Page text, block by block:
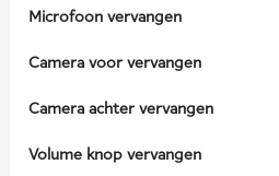
Microfoon vervangen
Camera voor vervangen
Camera achter vervangen
Volume knop vervangen